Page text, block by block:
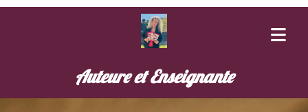
Auteure et Enseignante